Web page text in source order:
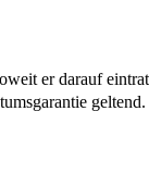
er darauf